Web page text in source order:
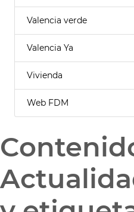
Valencia verde
Valencia Ya
Vivienda
Web FDM